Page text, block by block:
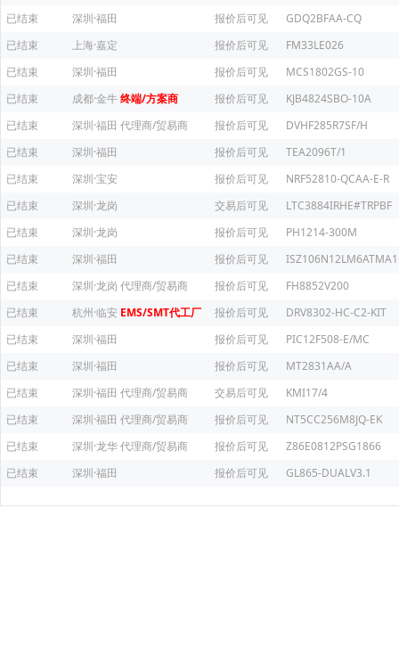
已结束
深圳·福田 报价后可见
GDQ2BFAA-CQ
已结束
上海·嘉定 报价后可见
FM33LE026
已结束
深圳·福田 报价后可见
MCS1802GS-10
已结束
成都·金牛终端/方案商 报价后可见
KJB4824SBO-10A
已结束
深圳·福田 代理商/贸易商 报价后可见
DVHF285R7SF/H
已结束
深圳·福田 报价后可见
TEA2096T/1
已结束
深圳·宝安 报价后可见
NRF52810-QCAA-E-R
已结束
深圳·龙岗 交易后可见
LTC3884IRHE#TRPBF
已结束
深圳·龙岗 报价后可见
PH1214-300M
已结束
深圳·福田 报价后可见
ISZ106N12LM6ATMA1
已结束
深圳·龙岗 代理商/贸易商 报价后可见
FH8852V200
已结束
杭州·临安 EMS/SMT代工厂 报价后可见
DRV8302-HC-C2-KIT
已结束
深圳·福田 报价后可见
PIC12F508-E/MC
已结束
深圳·福田 报价后可见
MT2831AA/A
已结束
深圳·福田 代理商/贸易商 交易后可见
KMI17/4
已结束
深圳·福田 代理商/贸易商 报价后可见
NT5CC256M8JQ-EK
已结束
深圳·龙华代理商/贸易商 报价后可见
Z86E0812PSG1866
已结束
深圳·福田 报价后可见 GL865-DUALV3.1